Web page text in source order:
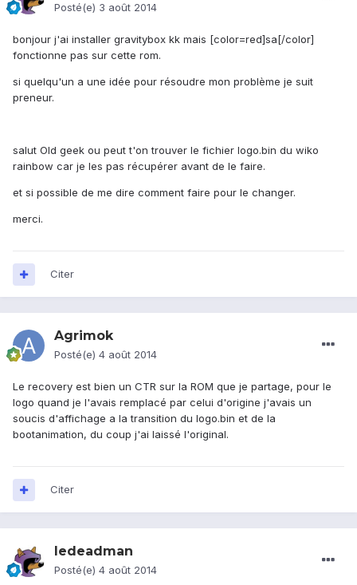
Posté(e) 3 août 2014
bonjour j'ai installer gravitybox kk mais [color=red]sa[/color]
fonctionne pas sur cette rom.
si quelqu'un a une idée pour résoudre mon problème je suit
preneur.
salut Old geek ou peut t'on trouver le fichier logo.bin du wiko
rainbow car je les pas récupérer avant de le faire.
et si possible de me dire comment faire pour le changer.
merci.
Citer
Agrimok
Posté(e) 4 août 2014
Le recovery est bien un CTR sur la ROM que je partage, pour le
logo quand je l'avais remplacé par celui d'origine j'avais un
soucis d'affichage a la transition du logo.bin et de la
bootanimation, du coup j'ai laissé l'original.
Citer
ledeadman
Posté(e) 4 août 2014